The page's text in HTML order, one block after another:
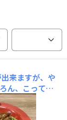
来ますが、や
ん、こってり